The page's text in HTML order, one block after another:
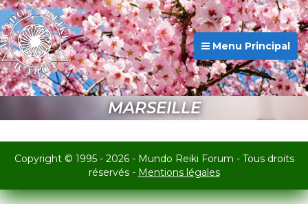
Menu Principal
MARSEILLE
Copyright © 1995 - 2026 - Mundo Reiki Forum - Tous droits
réservés - Mentions légales